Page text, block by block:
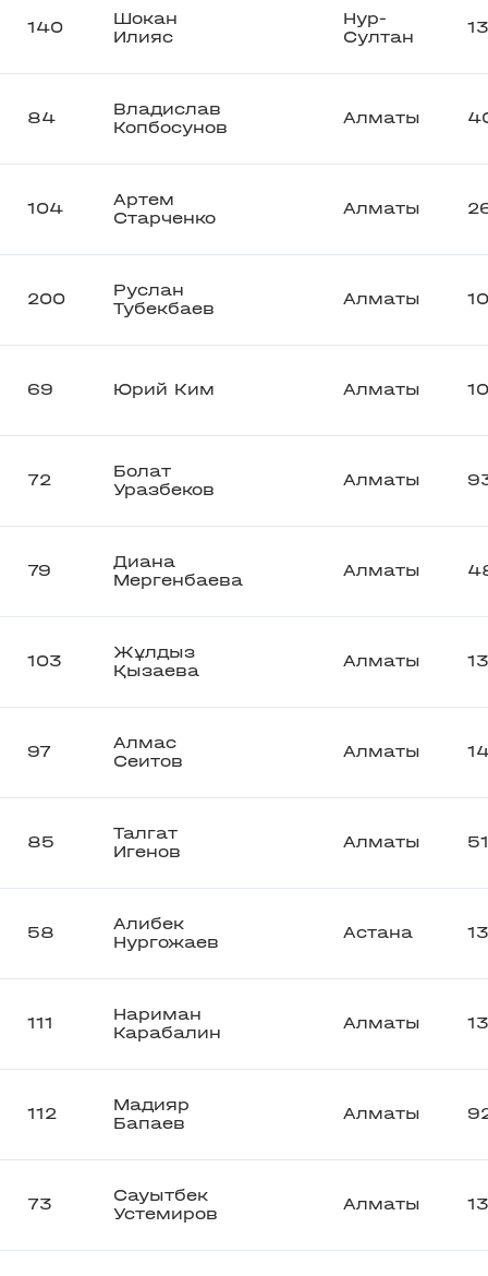
140
Шокан
Илияс
Нур-
Султан
84
Владислав
Копбосунов
Алматы
104
Артем
Старченко
Алматы
200
Руслан
Тубекбаев
Алматы
69 Юрий Ким Алматы
72
Болат
Уразбеков
Алматы
79
Диана
Мергенбаева
Алматы
103
Жұлдыз
Қызаева
Алматы
97
Алмас
Сеитов
Алматы
85
Талгат
Игенов
Алматы
58
Алибек
Нургожаев
Астана
111
Нариман
Карабалин
Алматы
112
Мадияр
Бапаев
Алматы
73
Сауытбек
Устемиров
Алматы